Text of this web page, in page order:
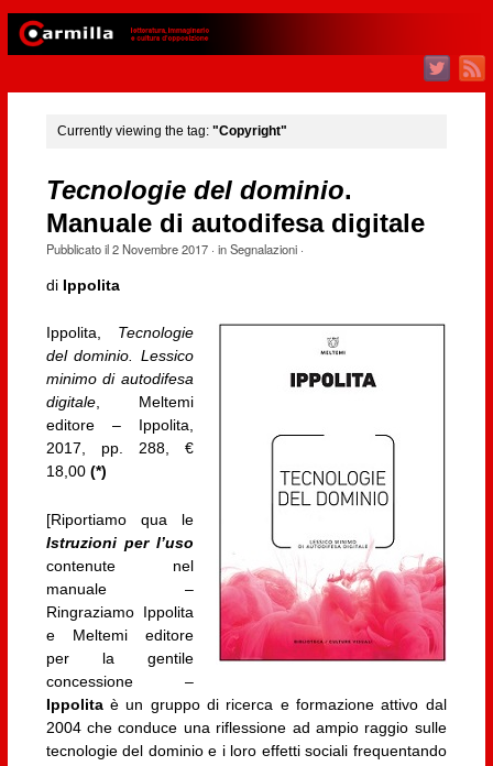
Currently viewing the tag: "Copyright"
Tecnologie del dominio.
Manuale di autodifesa digitale
Pubblicato il2 Novembre 2017· inSegnalazioni·
diIppolita
Ippolita, Tecnologie
del dominio. Lessico
minimo di autodifesa
digitale, Meltemi
editore – Ippolita,
2017, pp. 288, €
18,00 (*)
[Riportiamo qua le
Istruzioni per l’uso
contenute nel
manuale –
Ringraziamo Ippolita
e Meltemi editore
per la gentile
concessione –
Ippolitaè un gruppo di ricerca e formazione attivo dal
2004 che conduce una riflessione ad ampio raggio sulle
tecnologie del dominio e i loro effetti sociali frequentando